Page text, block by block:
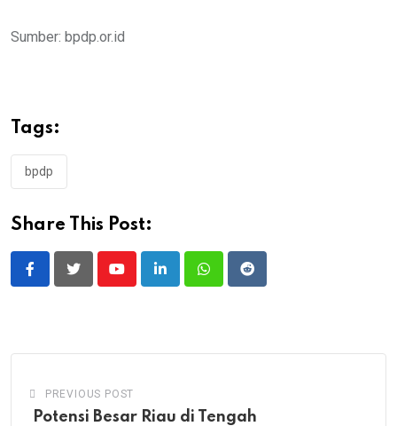
Sumber: bpdp.or.id
Tags:
bpdp
Share This Post:
YoutubeLinkedInWhatsappReddit
PREVIOUS POST
Potensi Besar Riau di Tengah